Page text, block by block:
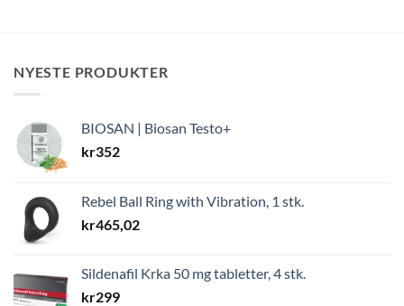
NYESTE PRODUKTER
BIOSAN | Biosan Testo+
kr352
Rebel Ball Ring with Vibration, 1 stk.
kr465,02
Sildenafil Krka 50 mg tabletter, 4 stk.
kr299